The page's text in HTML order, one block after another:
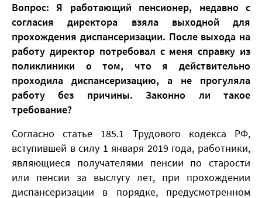
Вопрос: Я работающий пенсионер, недавно с
согласия директора взяла выходной для
прохождения диспансеризации. После выхода на
работу директор потребовал с меня справку из
поликлиники о том, что я действительно
проходила диспансеризацию, а не прогуляла
работу без причины. Законно ли такое
требование?
Согласно статье 185.1 Трудового кодекса РФ,
вступившей в силу 1 января 2019 года, работники,
являющиеся получателями пенсии по старости
или пенсии за выслугу лет, при прохождении
диспансеризации в порядке, предусмотренном